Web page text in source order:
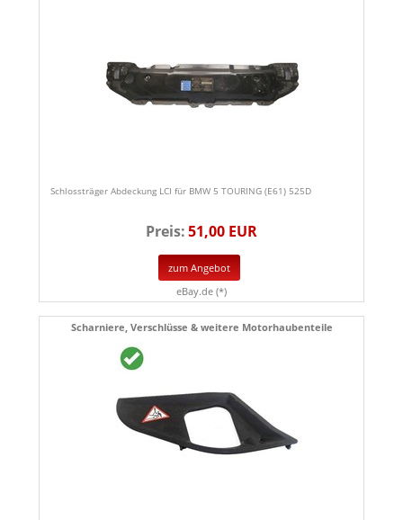
Schlossträger Abdeckung LCI für BMW 5 TOURING (E61) 525D
Preis:51,00 EUR
zum Angebot
eBay.de (*)
Scharniere, Verschlüsse & weitere Motorhaubenteile